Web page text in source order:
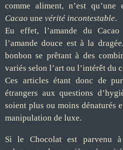
comme aliment, n’est
Cacao une vérité incontestable.
Eu effet, l’amande du
l’amande douce est à la
bonbon se prêtant à des
variés selon l’art ou l’intérêt du
Ces articles étant donc de
étrangers aux questions
soient plus ou moins dénaturés
manipulation de luxe.
Si le Chocolatest parvenu à